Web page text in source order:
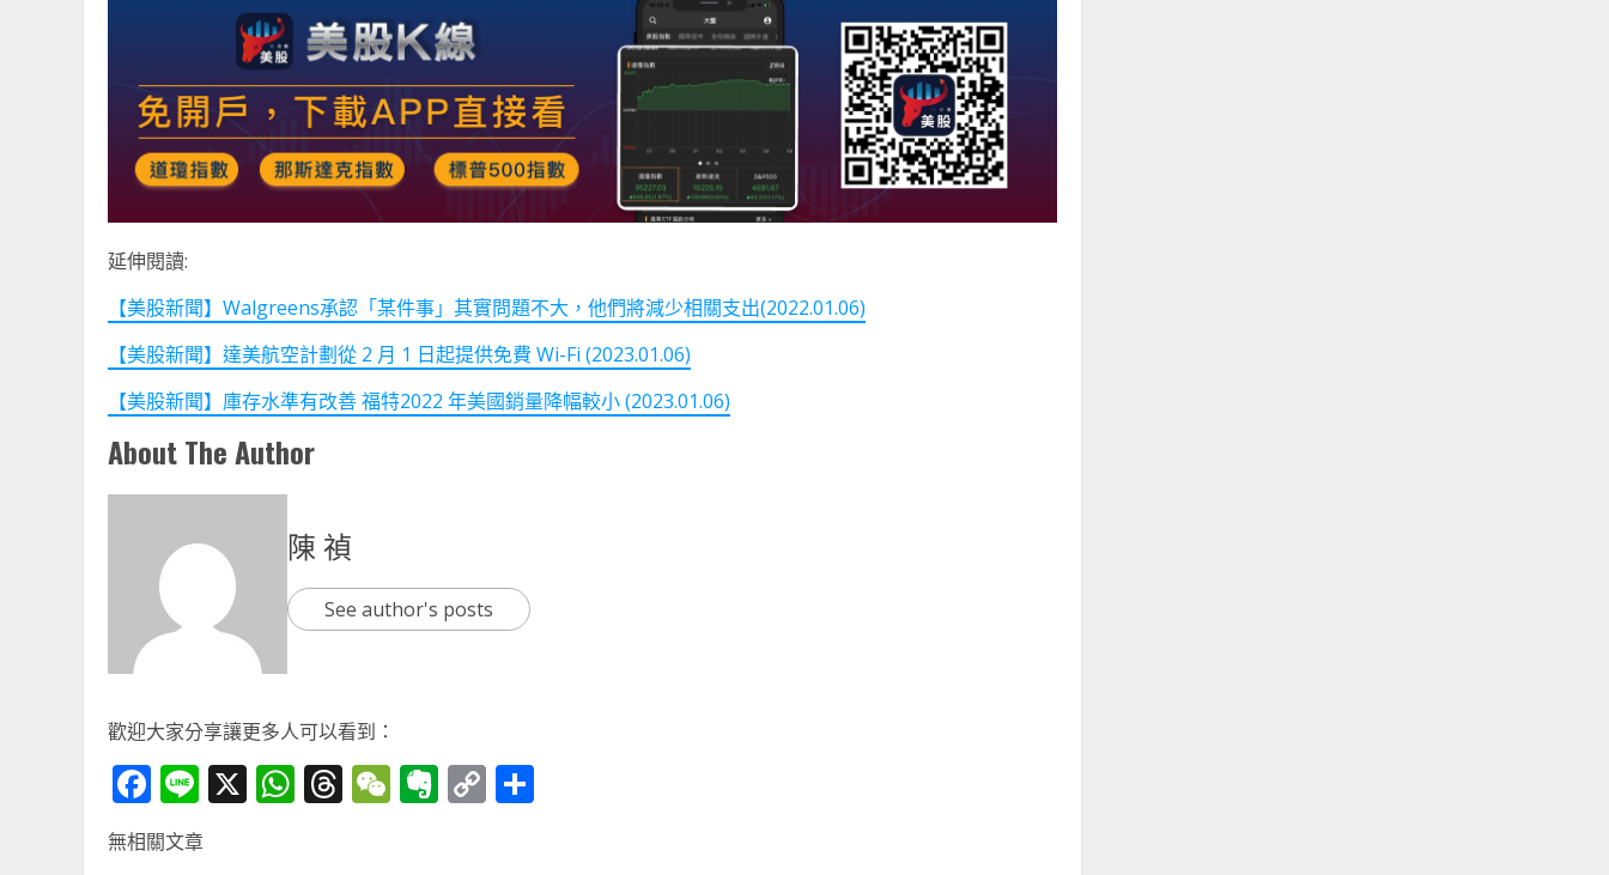
延伸閱讀:
【美股新聞】Walgreens承認「某件事」其實問題不大，他們將減少相關支出(2022.01.06)
【美股新聞】達美航空計劃從 2 月 1 日起提供免費 Wi-Fi (2023.01.06)
【美股新聞】庫存水準有改善 福特2022 年美國銷量降幅較小 (2023.01.06)
About The Author
陳 禎
See author's posts
歡迎大家分享讓更多人可以看到：
Facebook
Line
X WhatsApp
Threads
WeChat
Evernote
Copy
無相關文章